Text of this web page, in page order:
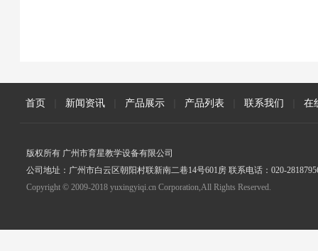
首页 新闻资讯 产品展示 产品列表 联系我们 在
版权所有 广州市育星教学设备有限公司
公司地址：广州市白云区朝阳村联新南二巷14号601房 联系电话：020-
Copyright © 2009-2018 yuxingyiqi.cn Corporation,All Rights Reserved.